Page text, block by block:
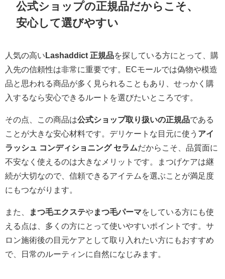
公式ショップの正規品だからこそ、
安心して選びやすい
人気の高い Lashaddict 正規品を探している方にとって、購
入先の信頼性は非常に重要です。ECモールでは偽物や模造
品と思われる商品が多く見られることもあり、せっかく購
入するなら安心できるルートを選びたいところです。
その点、この商品は公式ショップ取り扱いの正規品である
ことが大きな安心材料です。デリケートな目元に使う アイ
ラッシュ コンディショニング セラムだからこそ、品質面に
不安なく使えるのは大きなメリットです。まつげケアは継
続が大切なので、信頼できるアイテムを選ぶことが満足度
にもつながります。
また、 まつ毛エクステやまつ毛パーマをしている方にも使
える点は、多くの方にとって使いやすいポイントです。サ
ロン施術後の目元ケアとして取り入れたい方にもおすすめ
で、日常のルーティンに自然になじみます。